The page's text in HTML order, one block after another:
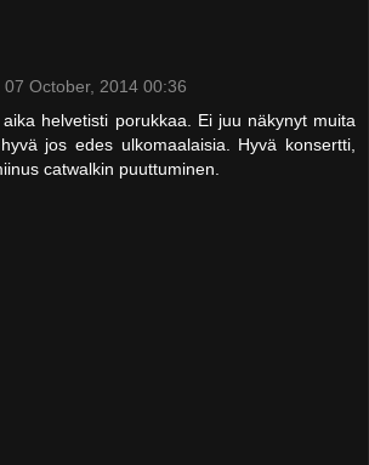
07 October, 2014 00:36
helvetisti porukkaa. Ei juu näkynyt muita
jos edes ulkomaalaisia. Hyvä konsertti,
catwalkin puuttuminen.